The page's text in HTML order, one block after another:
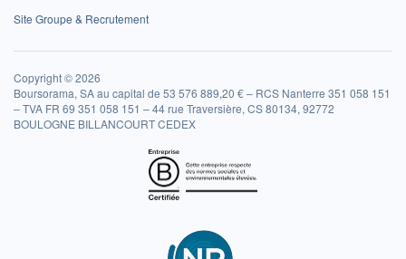
Site Groupe & Recrutement
Copyright © 2026
Boursorama, SA au capital de 53 576 889,20 € – RCS Nanterre 351 058 151
– TVA FR 69 351 058 151 – 44 rue Traversière, CS 80134, 92772
BOULOGNE BILLANCOURT CEDEX